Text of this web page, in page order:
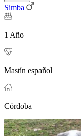
Simba
1 Año
Mastín español
Córdoba